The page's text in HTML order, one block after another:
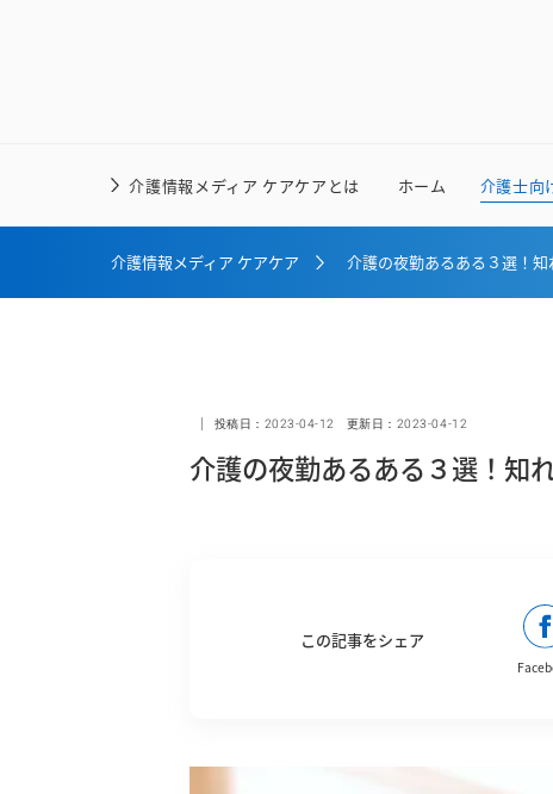
介護情報メディア ケアケアとは ホーム 介護士向
介護情報メディア ケアケア 介護の夜勤あるある３選！
投稿日： 2023-04-12 更新日： 2023-04-12
介護の夜勤あるある３選！知
この記事をシェア